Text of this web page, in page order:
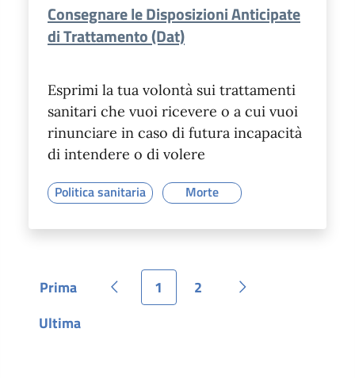
Consegnare le Disposizioni Anticipate
di Trattamento (Dat)
Esprimi la tua volontà sui trattamenti
sanitari che vuoi ricevere o a cui vuoi
rinunciare in caso di futura incapacità
di intendere o di volere
Politica sanitaria Morte
Pagina
Prima Pagina precedente
Pagina
1 Pagina
2
Pagina successiva
Pagina
Ultima